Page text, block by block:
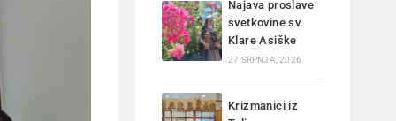
Najava proslave
svetkovine sv.
Klare Asiške
27 SRPNJA, 2026
Krizmanici iz